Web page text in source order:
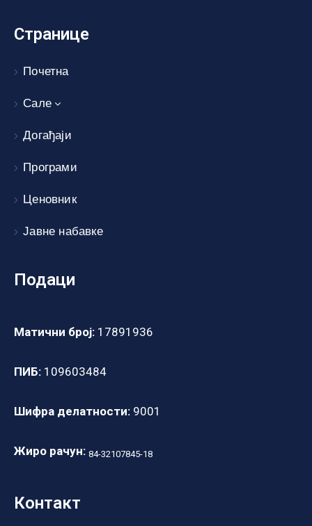
Странице
Почетна
Сале
Догађаји
Програми
Ценовник
Јавне набавке
Подаци
Матични број: 17891936
ПИБ: 109603484
Шифра делатности: 9001
Жиро рачун: 84-32107845-18
Контакт